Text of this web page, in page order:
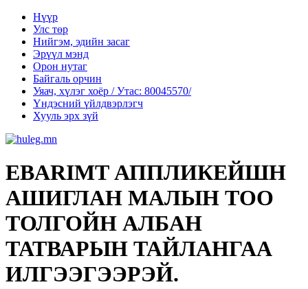
Нүүр
Улс төр
Нийгэм, эдийн засаг
Эрүүл мэнд
Орон нутаг
Байгаль орчин
Уяач, хүлэг хоёр / Утас: 80045570/
Үндэсний үйлдвэрлэгч
Хууль эрх зүй
EBARIMT АППЛИКЕЙШН
АШИГЛАН МАЛЫН ТОО
ТОЛГОЙН АЛБАН
ТАТВАРЫН ТАЙЛАНГАА
ИЛГЭЭГЭЭРЭЙ.